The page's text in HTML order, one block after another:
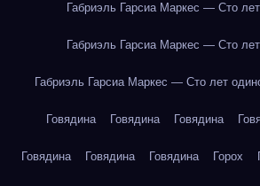
Габриэль Гарсиа Маркес — Сто
Габриэль Гарсиа Маркес — Сто
Габриэль Гарсиа Маркес — Сто лет
Говядина Говядина Говядина
Говядина Говядина Говядина Горох